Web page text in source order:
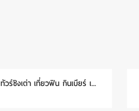
ทัวร์ชิงเต่า เที่ยวฟิน กินเบียร์ เ...